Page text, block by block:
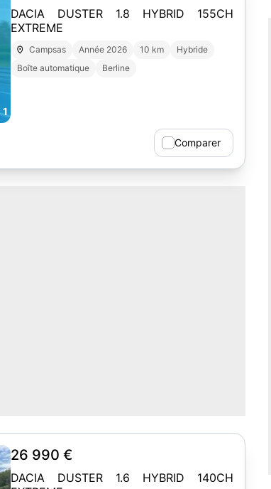
1
DACIA DUSTER 1.8 HYBRID 155CH
EXTREME
Campsas Année 2026 10 km
Hybride
Boîte automatique
Berline
Comparer
26 990 €
DACIA DUSTER 1.6 HYBRID 140CH